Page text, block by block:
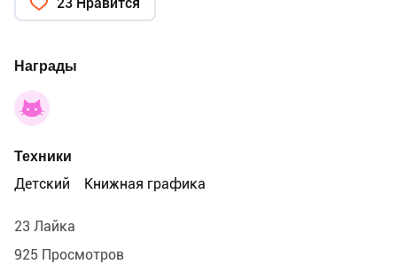
Награды
Техники
Детский
Книжная графика
23 Лайка
925 Просмотров